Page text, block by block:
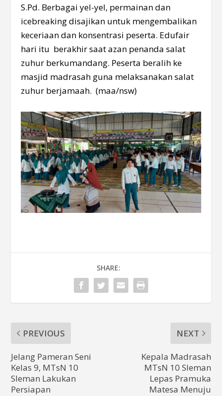
S.Pd. Berbagai yel-yel, permainan dan
icebreaking disajikan untuk mengembalikan
keceriaan dan konsentrasi peserta. Edufair
hari itu berakhir saat azan penanda salat
zuhur berkumandang. Peserta beralih ke
masjid madrasah guna melaksanakan salat
zuhur berjamaah. (maa/nsw)
SHARE:
PREVIOUS
Jelang Pameran Seni
Kelas 9, MTsN 10
Sleman Lakukan
Persiapan
NEXT
Kepala Madrasah
MTsN 10 Sleman
Lepas Pramuka
Matesa Menuju